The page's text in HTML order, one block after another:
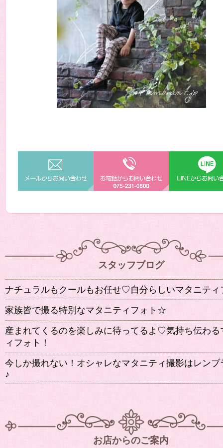
スタッフブログ
ナチュラルもクールもお任せ♡自分らしいマタニティ
家族皆で撮る特別なマタニティフォト☆
産まれてくるのを楽しみに待ってるよ♡気持ち伝わる
ィフォト！
今しか撮れない！オシャレなマタニティ撮影はレンブ
♪
お店からのご案内